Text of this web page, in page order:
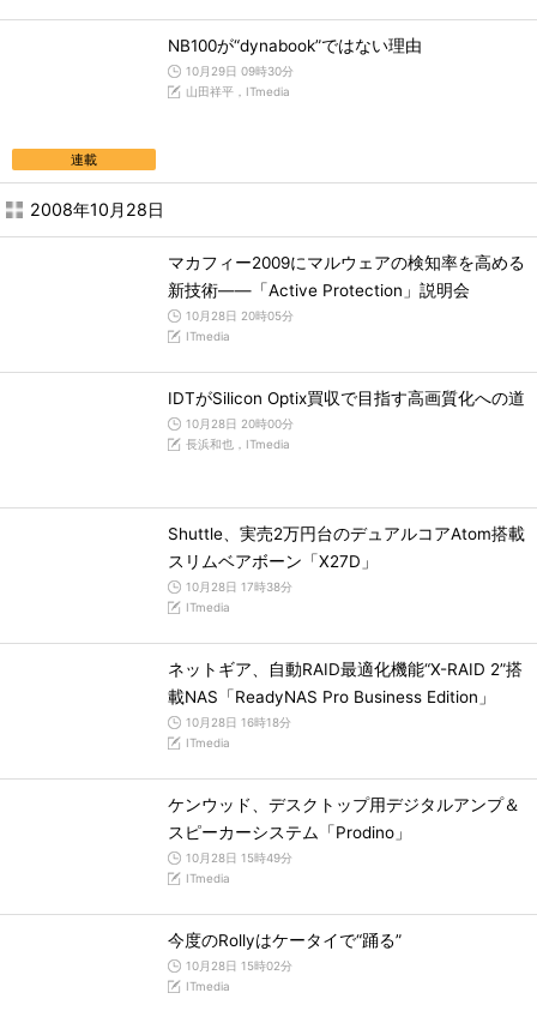
連載
NB100が“dynabook”ではない理由
10月29日 09時30分
山田祥平，ITmedia
2008年10月28日
マカフィー2009にマルウェアの検知率を高める
新技術――「Active Protection」説明会
10月28日 20時05分
ITmedia
IDTがSilicon Optix買収で目指す高画質化への道
10月28日 20時00分
長浜和也，ITmedia
Shuttle、実売2万円台のデュアルコアAtom搭載
スリムベアボーン「X27D」
10月28日 17時38分
ITmedia
ネットギア、自動RAID最適化機能“X-RAID 2”搭
載NAS「ReadyNAS Pro Business Edition」
10月28日 16時18分
ITmedia
ケンウッド、デスクトップ用デジタルアンプ＆
スピーカーシステム「Prodino」
10月28日 15時49分
ITmedia
今度のRollyはケータイで“踊る”
10月28日 15時02分
ITmedia